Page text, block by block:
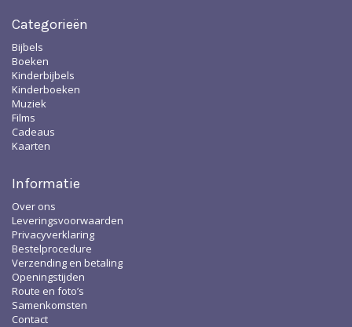
Categorieën
Bijbels
Boeken
Kinderbijbels
Kinderboeken
Muziek
Films
Cadeaus
Kaarten
Informatie
Over ons
Leveringsvoorwaarden
Privacyverklaring
Bestelprocedure
Verzending en betaling
Openingstijden
Route en foto’s
Samenkomsten
Contact